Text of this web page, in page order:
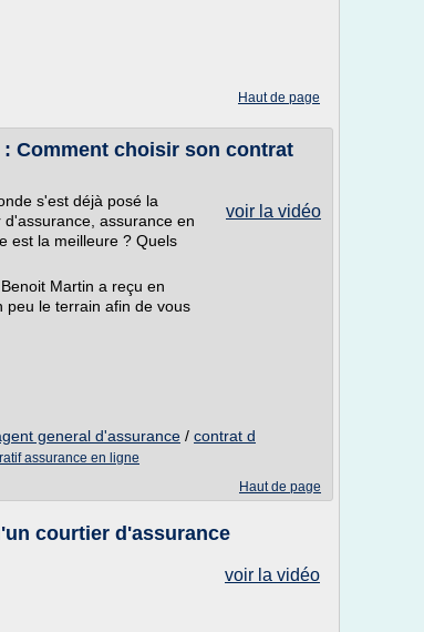
Haut de page
Comment choisir son contrat
voir la vidéo
s'est déjà posé la
assurance en
est la meilleure ? Quels
Martin a reçu en
peu le terrain afin de vous
general d'assurance / contrat d
assurance en ligne
Haut de page
courtier d'assurance
voir la vidéo